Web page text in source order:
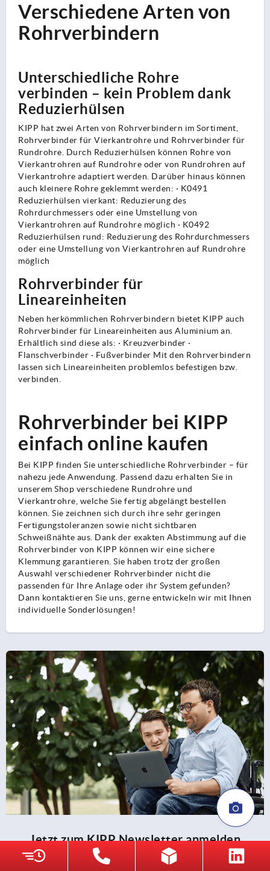
Verschiedene Arten von
Rohrverbindern
Unterschiedliche Rohre
verbinden – kein Problem dank
Reduzierhülsen
KIPP hat zwei Arten von Rohrverbindern im Sortiment,
Rohrverbinder für Vierkantrohre und Rohrverbinder für
Rundrohre. Durch Reduzierhülsen können Rohre von
Vierkantrohren auf Rundrohre oder von Rundrohren auf
Vierkantrohre adaptiert werden. Darüber hinaus können
auch kleinere Rohre geklemmt werden: · K0491
Reduzierhülsen vierkant: Reduzierung des
Rohrdurchmessers oder eine Umstellung von
Vierkantrohren auf Rundrohre möglich · K0492
Reduzierhülsen rund: Reduzierung des Rohrdurchmessers
oder eine Umstellung von Vierkantrohren auf Rundrohre
möglich
Rohrverbinder für
Lineareinheiten
Neben herkömmlichen Rohrverbindern bietet KIPP auch
Rohrverbinder für Lineareinheiten aus Aluminium an.
Erhältlich sind diese als: · Kreuzverbinder ·
Flanschverbinder · Fußverbinder Mit den Rohrverbindern
lassen sich Lineareinheiten problemlos befestigen bzw.
verbinden.
Rohrverbinder bei KIPP
einfach online kaufen
Bei KIPP finden Sie unterschiedliche Rohrverbinder – für
nahezu jede Anwendung. Passend dazu erhalten Sie in
unserem Shop verschiedene Rundrohre und
Vierkantrohre, welche Sie fertig abgelängt bestellen
können. Sie zeichnen sich durch ihre sehr geringen
Fertigungstoleranzen sowie nicht sichtbaren
Schweißnähte aus. Dank der exakten Abstimmung auf die
Rohrverbinder von KIPP können wir eine sichere
Klemmung garantieren. Sie haben trotz der großen
Auswahl verschiedener Rohrverbinder nicht die
passenden für Ihre Anlage oder ihr System gefunden?
Dann kontaktieren Sie uns, gerne entwickeln wir mit Ihnen
individuelle Sonderlösungen!
Jetzt zum KIPP Newsletter anmelden
Möchten Sie von exklusiven Angeboten und